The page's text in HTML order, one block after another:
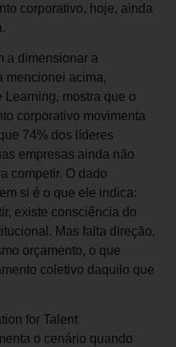
corporativo, hoje, ainda
a dimensionar a
mencionei acima,
Learning, mostra que o
corporativo movimenta
74% dos líderes
empresas ainda não
competir. O dado
si é o que ele indica:
existe consciência do
Mas falta direção,
orçamento, o que
coletivo daquilo que
for Talent
o cenário quando